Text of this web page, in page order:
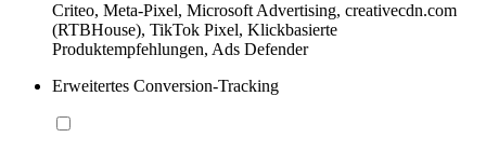
Criteo, Meta-Pixel, Microsoft Advertising, creativecdn.com
(RTBHouse), TikTok Pixel, Klickbasierte
Produktempfehlungen, Ads Defender
Erweitertes Conversion-Tracking